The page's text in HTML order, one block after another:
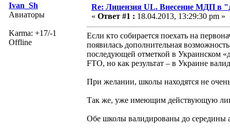
Ivan_Sh
Авиаторы
Karma: +17/-1
Offline
Re: Лицензия UL. Внесение МДП в
« Ответ #1 : 18.04.2013, 13:29:30 pm »
Если кто собирается поехать на
появилась дополнительная
последующей отметкой в Украинском
FTO, но как результат – в Украине
При желании, школы находятся не
Так же, уже имеющим действующую
Обе школы валидированы до середины